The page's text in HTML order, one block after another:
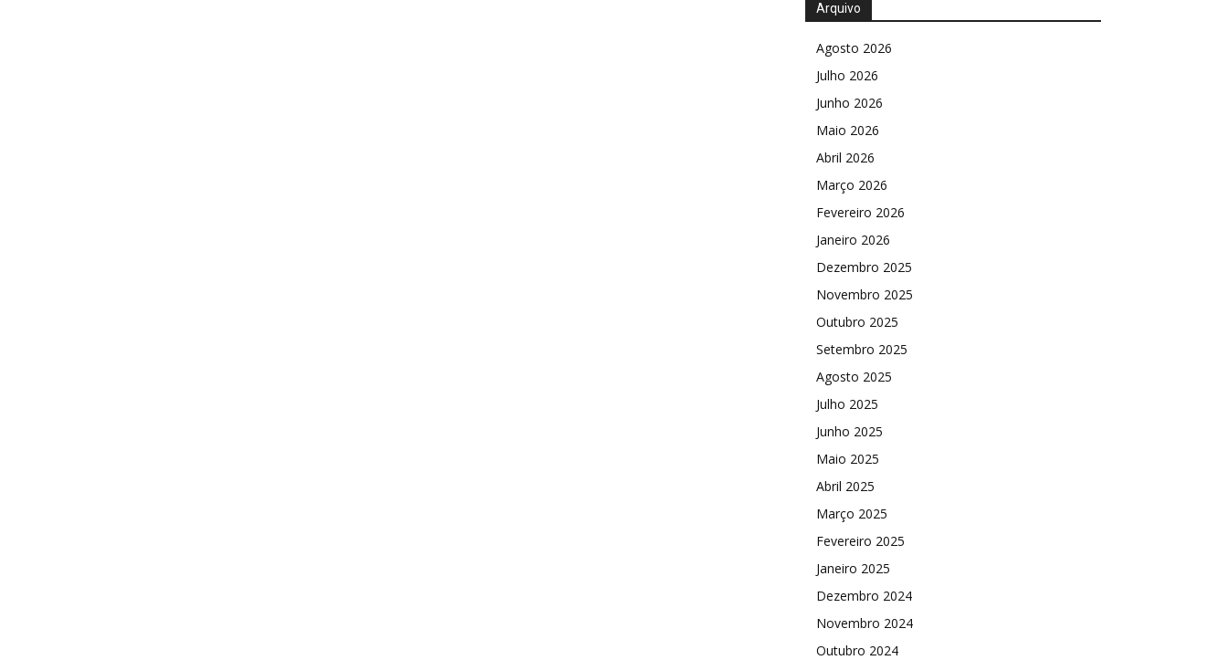
Arquivo
Agosto 2026
Julho 2026
Junho 2026
Maio 2026
Abril 2026
Março 2026
Fevereiro 2026
Janeiro 2026
Dezembro 2025
Novembro 2025
Outubro 2025
Setembro 2025
Agosto 2025
Julho 2025
Junho 2025
Maio 2025
Abril 2025
Março 2025
Fevereiro 2025
Janeiro 2025
Dezembro 2024
Novembro 2024
Outubro 2024